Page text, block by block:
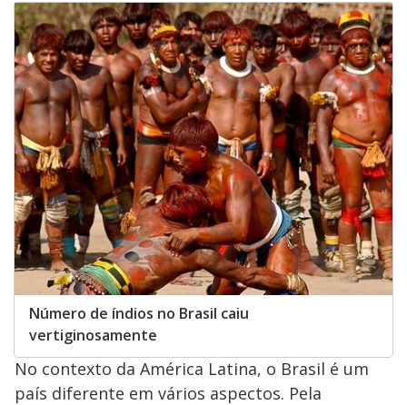
Número de índios no Brasil caiu
vertiginosamente
No contexto da América Latina, o Brasil é um
país diferente em vários aspectos. Pela